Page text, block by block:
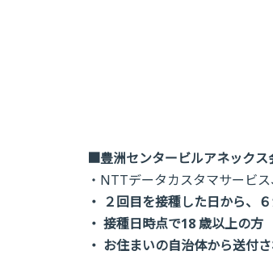
■豊洲センタービルアネック
・NTTデータカスタマサービ
・ ２回目を接種した日から、
・ 接種日時点で18 歳以上の方
・ お住まいの自治体から送付